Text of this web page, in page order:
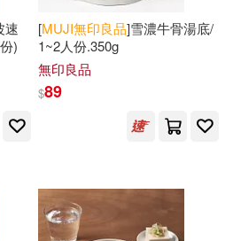
速
)
[MUJI無印良品]雪濃牛骨湯底/
1~2人份.350g
無印良品
$89